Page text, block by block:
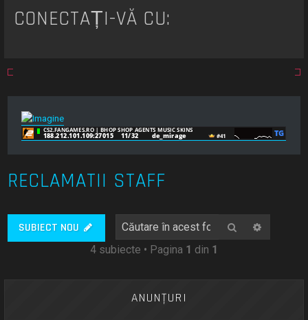
CONECTAȚI-VĂ CU:
RECLAMATII STAFF
SUBIECT NOU Căutare
4 subiecte • Pagina 1 din 1
ANUNŢURI